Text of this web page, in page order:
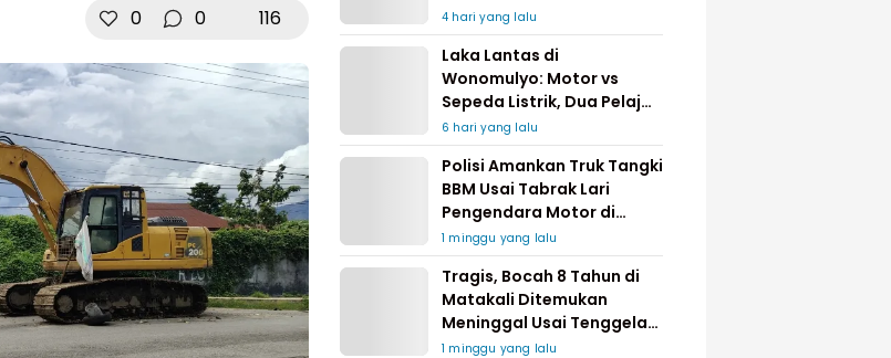
0 0 116
Pinrang
4 hari yang lalu
Laka Lantas di
Wonomulyo: Motor vs
Sepeda Listrik, Dua Pelajar
Dilarikan ke Rumah Sakit
6 hari yang lalu
Polisi Amankan Truk Tangki
BBM Usai Tabrak Lari
Pengendara Motor di
Matakali
1 minggu yang lalu
Tragis, Bocah 8 Tahun di
Matakali Ditemukan
Meninggal Usai Tenggelam
di Sungai
1 minggu yang lalu